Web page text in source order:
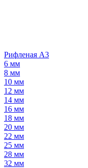
Рифленая А3
6 мм
8 мм
10 мм
12 мм
14 мм
16 мм
18 мм
20 мм
22 мм
25 мм
28 мм
32 мм